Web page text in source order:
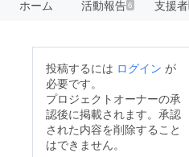
ホーム 活動報告6 支援者
投稿するには ログイン が
必要です。
プロジェクトオーナーの承
認後に掲載されます。承認
された内容を削除すること
はできません。